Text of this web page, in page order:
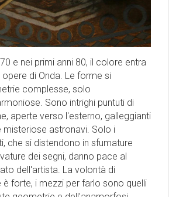
e nei primi anni 80, il colore entra
di Onda. Le forme si
complesse, solo
Sono intrighi puntuti di
aperte verso l'esterno, galleggianti
astronavi. Solo i
che si distendono in sfumature
dei segni, danno pace al
dell'artista. La volontà di
è forte, i mezzi per farlo sono quelli